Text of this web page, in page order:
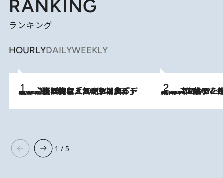
RANKING
ランキング
HOURLYDAILYWEEKLY
2026.8.5
【なぜ吉沢亮は「気配を消せる」のか？】興行収入208億の『国宝』を経て挑むミュージカル『ディア・エヴァン・ハンセン』。トップ俳優が舞台上でさらけ出した“孤独”とは 2026.8.5
【阿川佐和子さんの年とる力】なぜ70代で始めた趣味は“こんなに楽しい”のか？ ピアノ、俳句…スランプに陥っても続けられる“ある秘訣”とは
1 / 5